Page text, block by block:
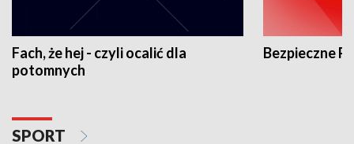
Fach, że hej - czyli ocalić dla
potomnych
Bezpieczne
SPORT